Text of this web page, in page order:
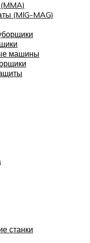
(MIG-MAG)
машины
станки